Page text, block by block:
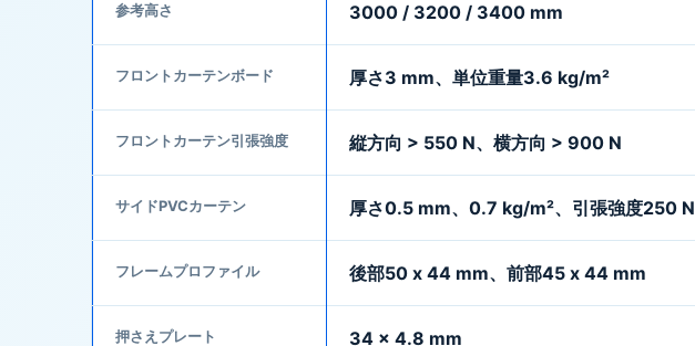
参考高さ 3000 / 3200 / 3400 mm
フロントカーテンボード 厚さ3 mm、単位重量3.6 kg/m²
フロントカーテン引張強度 縦方向 > 550 N、横方向 > 900 N
サイドPVCカーテン 厚さ0.5 mm、0.7 kg/m²、引張強度250 N
フレームプロファイル 後部50 x 44 mm、前部45 x 44 mm
押さえプレート 34 x 4.8 mm